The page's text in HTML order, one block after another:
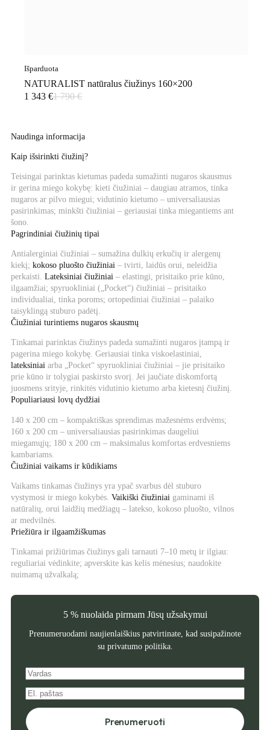
Išparduota
NATURALIST natūralus čiužinys 160×200
1 790€
Original
1
1 343 €Current
1
Naudinga informacija
Kaip išsirinkti čiužinį?
Teisingai parinktas kietumas padeda sumažinti nugaros skausmus
ir gerina miego kokybę: kieti čiužiniai – daugiau atramos, tinka
nugaros ar pilvo miegui; vidutinio kietumo – universaliausias
pasirinkimas; minkšti čiužiniai – geriausiai tinka miegantiems ant
šono.
Pagrindiniai čiužinių tipai
Antialerginiai čiužiniai – sumažina dulkių erkučių ir alergenų
kiekį; kokoso pluošto čiužiniai– tvirti, laidūs orui, neleidžia
perkaisti. Lateksiniai čiužiniai– elastingi, prisitaiko prie kūno,
ilgaamžiai; spyruokliniai („Pocket“) čiužiniai – prisitaiko
individualiai, tinka poroms; ortopediniai čiužiniai – palaiko
taisyklingą stuburo padėtį.
Čiužiniai turintiems nugaros skausmų
Tinkamai parinktas čiužinys padeda sumažinti nugaros įtampą ir
pagerina miego kokybę. Geriausiai tinka viskoelastiniai,
lateksiniaiarba „Pocket“ spyruokliniai čiužiniai – jie prisitaiko
prie kūno ir tolygiai paskirsto svorį. Jei jaučiate diskomfortą
juosmens srityje, rinkitės vidutinio kietumo arba kietesnį čiužinį.
Populiariausi lovų dydžiai
140 x 200 cm – kompaktiškas sprendimas mažesnėms erdvėms;
160 x 200 cm – universaliausias pasirinkimas daugeliui
miegamųjų; 180 x 200 cm – maksimalus komfortas erdvesniems
kambariams.
Čiužiniai vaikams ir kūdikiams
Vaikams tinkamas čiužinys yra ypač svarbus dėl stuburo
vystymosi ir miego kokybės. Vaikiški čiužiniai gaminami iš
natūralių, orui laidžių medžiagų – latekso, kokoso pluošto, vilnos
ar medvilnės.
Priežiūra ir ilgaamžiškumas
Tinkamai prižiūrimas čiužinys gali tarnauti 7–10 metų ir ilgiau:
reguliariai vėdinkite; apverskite kas kelis mėnesius; naudokite
nuimamą užvalkalą;
5 % nuolaida pirmam Jūsų užsakymui
Prenumeruodami naujienlaiškius patvirtinate, kad susipažinote
su privatumo politika.
Prenumeruoti